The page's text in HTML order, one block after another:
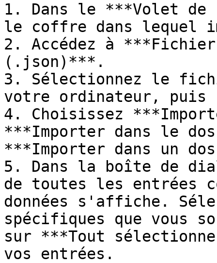
1. Dans le ***Volet de
le coffre dans lequel
2. Accédez à
(.json)***.
3. Sélectionnez le
votre ordinateur,
4. Choisissez
***Importer dans le
***Importer dans un
5. Dans la boîte de
de toutes les entrées
données s'affiche.
spécifiques que vous
sur ***Tout
vos entrées.